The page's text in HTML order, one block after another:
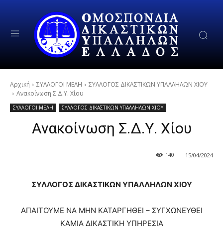
Αρχική ΣΥΛΛΟΓΟΙ ΜΕΛΗ
ΣΥΛΛΟΓΟΣ ΔΙΚΑΣΤΙΚΩΝ ΥΠΑΛΛΗΛΩΝ ΧΙΟΥ
Ανακοίνωση Σ.Δ.Υ. Χίου
ΣΥΛΛΟΓΟΙ ΜΕΛΗ ΣΥΛΛΟΓΟΣ ΔΙΚΑΣΤΙΚΩΝ ΥΠΑΛΛΗΛΩΝ ΧΙΟΥ
Ανακοίνωση Σ.Δ.Υ. Χίου
140 15/04/2024
ΣΥΛΛΟΓΟΣ ΔΙΚΑΣΤΙΚΩΝ ΥΠΑΛΛΗΛΩΝ ΧΙΟΥ
ΑΠΑΙΤΟΥΜΕ ΝΑ ΜΗΝ ΚΑΤΑΡΓΗΘΕΙ – ΣΥΓΧΩΝΕΥΘΕΙ
ΚΑΜΙΑ ΔΙΚΑΣΤΙΚΗ ΥΠΗΡΕΣΙΑ